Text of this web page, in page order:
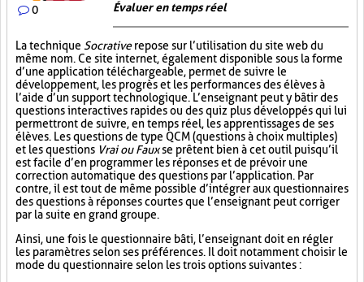
0 Évaluer en temps réel
La technique Socrativerepose sur l’utilisation du site web du
même nom. Ce site internet, également disponible sous la forme
d’une application téléchargeable, permet de suivre le
développement, les progrès et les performances des élèves à
l’aide d’un support technologique. L’enseignant peut y bâtir des
questions interactives rapides ou des quiz plus développés qui lui
permettront de suivre, en temps réel, les apprentissages de ses
élèves. Les questions de type QCM (questions à choix multiples)
et les questions Vrai ou Fauxse prêtent bien à cet outil puisqu’il
est facile d’en programmer les réponses et de prévoir une
correction automatique des questions par l’application. Par
contre, il est tout de même possible d’intégrer aux questionnaires
des questions à réponses courtes que l’enseignant peut corriger
par la suite en grand groupe.
Ainsi, une fois le questionnaire bâti, l’enseignant doit en régler
les paramètres selon ses préférences. Il doit notamment choisir le
mode du questionnaire selon les trois options suivantes :